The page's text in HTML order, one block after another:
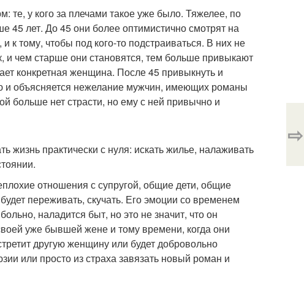
те, у кого за плечами такое уже было. Тяжелее, по
45 лет. До 45 они более оптимистично смотрят на
к тому, чтобы под кого-то подстраиваться. В них не
чем старше они становятся, тем больше привыкают
конкретная женщина. После 45 привыкнуть и
и объясняется нежелание мужчин, имеющих романы
больше нет страсти, но ему с ней привычно и
жизнь практически с нуля: искать жилье, налаживать
отношения с супругой, общие дети, общие
переживать, скучать. Его эмоции со временем
наладится быт, но это не значит, что он
уже бывшей жене и тому времени, когда они
другую женщину или будет добровольно
или просто из страха завязать новый роман и
⇨